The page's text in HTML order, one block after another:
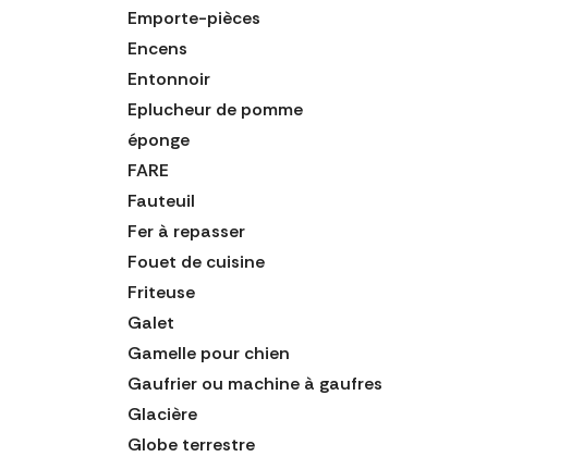
Emporte-pièces
Encens
Entonnoir
Eplucheur de pomme
éponge
FARE
Fauteuil
Fer à repasser
Fouet de cuisine
Friteuse
Galet
Gamelle pour chien
Gaufrier ou machine à gaufres
Glacière
Globe terrestre